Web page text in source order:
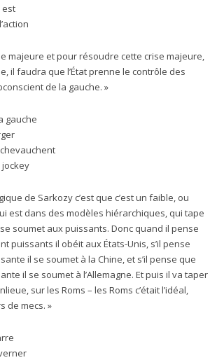
est
majeure et pour résoudre cette crise majeure,
il faudra que l’État prenne le contrôle des
de la gauche. »
gauche
de Sarkozy c’est que c’est un faible, ou
est dans des modèles hiérarchiques, qui tape
soumet aux puissants. Donc quand il pense
puissants il obéit aux États-Unis, s’il pense
il se soumet à la Chine, et s’il pense que
il se soumet à l’Allemagne. Et puis il va taper
sur les Roms – les Roms c’était l’idéal,
de mecs. »